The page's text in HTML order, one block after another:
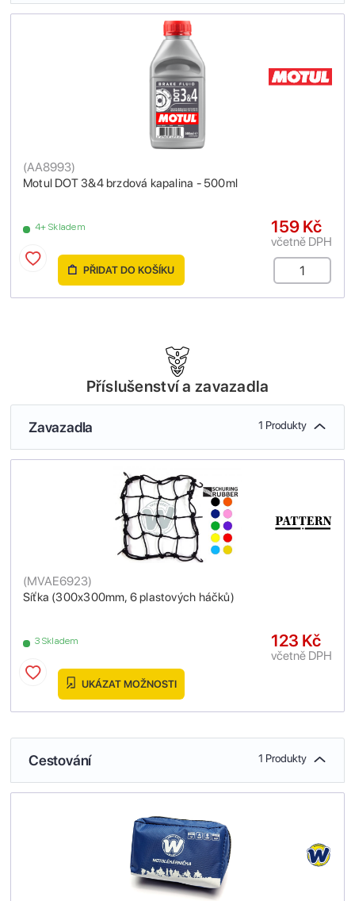
Motul DOT 3&4 brzdová kapalina - 500ml
(AA8993)
4+ Skladem 159 Kč
včetně DPH
PŘIDAT DO KOŠÍKU
Příslušenství a zavazadla
Zavazadla 1 Produkty
Síťka (300x300mm, 6 plastových háčků)
(MVAE6923)
3 Skladem 123 Kč
včetně DPH
UKÁZAT MOŽNOSTI
Cestování 1 Produkty